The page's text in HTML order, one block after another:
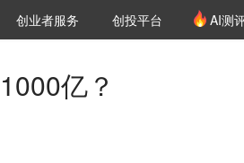
创投氪堂
创业者服务 创投平台 AI测
亿？